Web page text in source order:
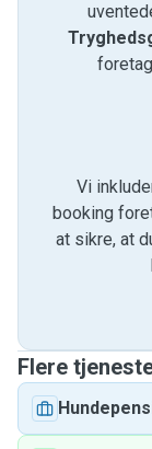
Vi
booking
at sikre, at
Flere